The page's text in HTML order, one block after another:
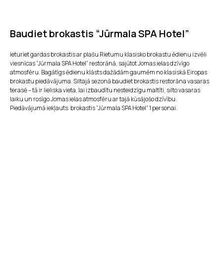
Baudiet brokastis “Jūrmala SPA Hotel”
Ieturiet gardas brokastis ar plašu Rietumu klasisko brokastu ēdienu izvēli
viesnīcas “Jūrmala SPA Hotel” restorānā, sajūtot Jomas ielas dzīvīgo
atmosfēru. Bagātīgs ēdienu klāsts dažādām gaumēm no klasiskā Eiropas
brokastu piedāvājuma. Siltajā sezonā baudiet brokastis restorāna vasaras
terasē – tā ir lieliska vieta, lai izbaudītu nesteidzīgu maltīti, silto vasaras
laiku un rosīgo Jomas ielas atmosfēru ar tajā kūsājošo dzīvību.
Piedāvājumā iekļauts: brokastis “Jūrmala SPA Hotel” 1 personai.